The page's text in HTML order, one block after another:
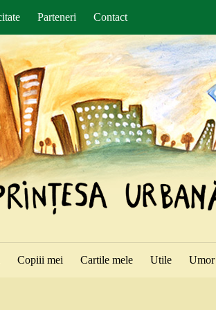
Parteneri Contact
Copiii mei Cartile mele Utile Umor